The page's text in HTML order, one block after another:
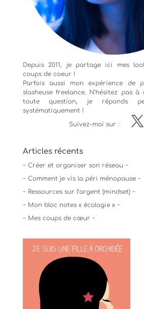
Depuis 2011, je partage ici mes
coups de coeur !
Parfois aussi mon expérience de
slasheuse freelance. N'hésitez pas
toute question, je réponds
systématiquement !
Suivez-moi sur :
Articles récents
~ Créer et organiser son réseau ~
~ Comment je vis la péri ménopause ~
~ Ressources sur l’argent (mindset) ~
~ Mon bloc notes « écologie » ~
~ Mes coups de cœur ~